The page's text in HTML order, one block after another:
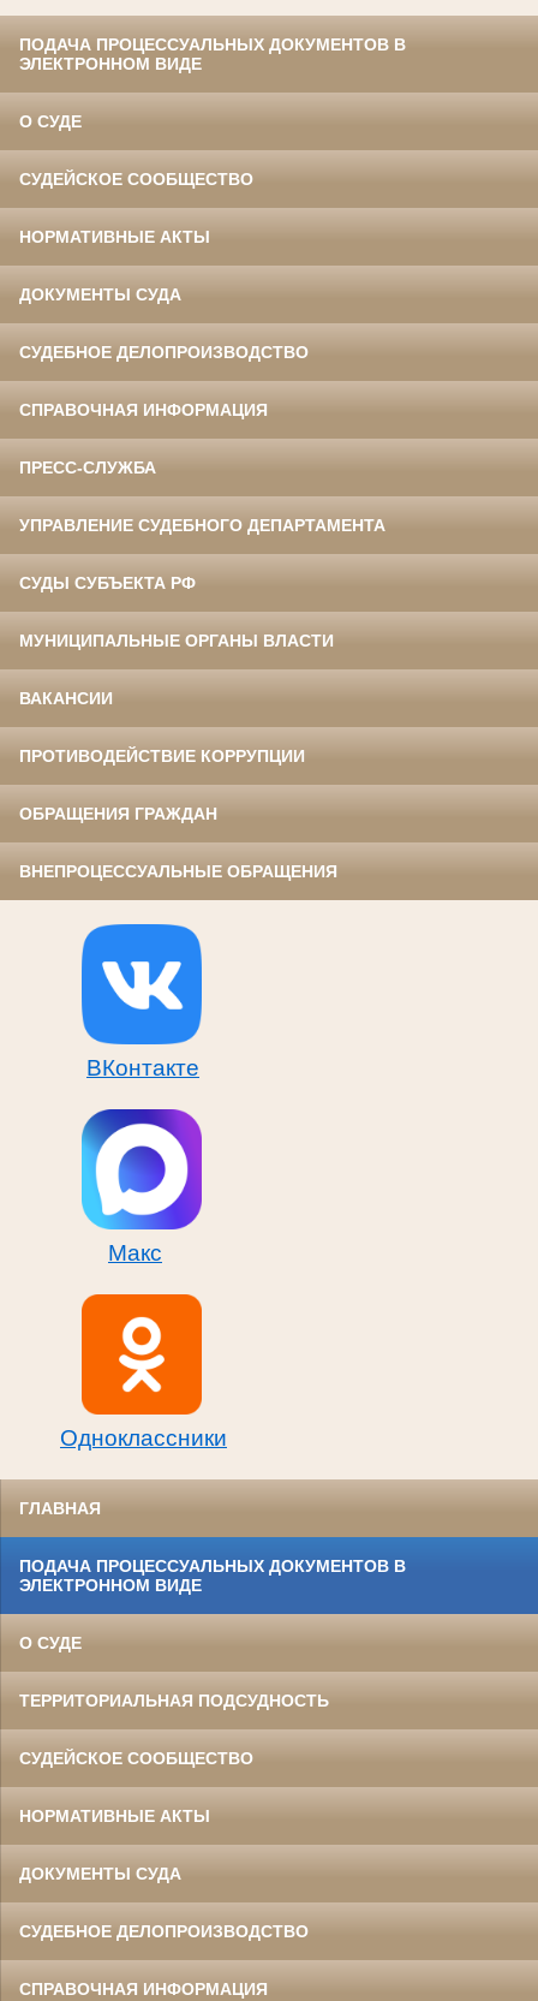
ПОДАЧА ПРОЦЕССУАЛЬНЫХ ДОКУМЕНТОВ В
ЭЛЕКТРОННОМ ВИДЕ
О СУДЕ
СУДЕЙСКОЕ СООБЩЕСТВО
НОРМАТИВНЫЕ АКТЫ
ДОКУМЕНТЫ СУДА
СУДЕБНОЕ ДЕЛОПРОИЗВОДСТВО
СПРАВОЧНАЯ ИНФОРМАЦИЯ
ПРЕСС-СЛУЖБА
УПРАВЛЕНИЕ СУДЕБНОГО ДЕПАРТАМЕНТА
СУДЫ СУБЪЕКТА РФ
МУНИЦИПАЛЬНЫЕ ОРГАНЫ ВЛАСТИ
ВАКАНСИИ
ПРОТИВОДЕЙСТВИЕ КОРРУПЦИИ
ОБРАЩЕНИЯ ГРАЖДАН
ВНЕПРОЦЕССУАЛЬНЫЕ ОБРАЩЕНИЯ
ВКонтакте
Макс
Одноклассники
ГЛАВНАЯ
ПОДАЧА ПРОЦЕССУАЛЬНЫХ ДОКУМЕНТОВ В
ЭЛЕКТРОННОМ ВИДЕ
О СУДЕ
ТЕРРИТОРИАЛЬНАЯ ПОДСУДНОСТЬ
СУДЕЙСКОЕ СООБЩЕСТВО
НОРМАТИВНЫЕ АКТЫ
ДОКУМЕНТЫ СУДА
СУДЕБНОЕ ДЕЛОПРОИЗВОДСТВО
СПРАВОЧНАЯ ИНФОРМАЦИЯ